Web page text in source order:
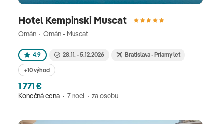
Hotel Kempinski Muscat
Omán Omán - Muscat
4.9 28.11. - 5.12.2026 Bratislava - Priamy let
+10 výhod
1 771 €
Konečná cena 7 nocí za osobu